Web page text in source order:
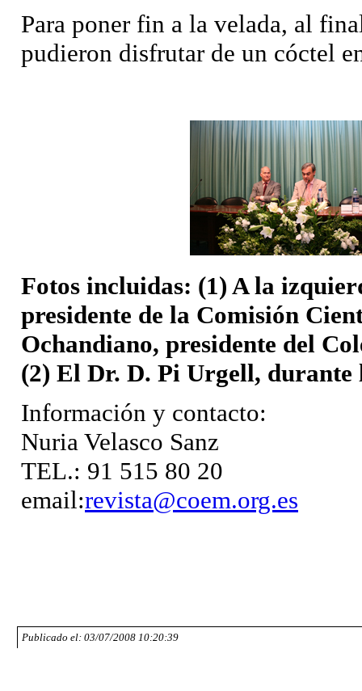
Para poner fin a la velada, al
pudieron disfrutar de un cóctel
Fotos incluidas: (1) A la
presidente de la Comisión
Ochandiano, presidente del
(2) El Dr. D. Pi Urgell,
Información y contacto:
Nuria Velasco Sanz
TEL.: 91 515 80 20
email:revista@coem.org.es
Publicado el: 03/07/2008 10:20:39